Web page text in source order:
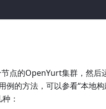
点的OpenYurt集群，然后
例的方法，可以参看“本地
：